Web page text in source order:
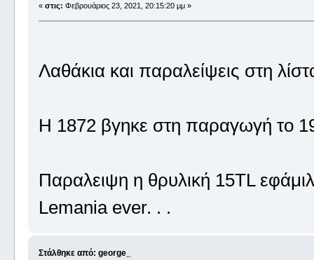
« στις: Φεβρουάριος 23, 2021, 20:15:20 μμ »
Λαθάκια και παραλείψεις στη
Η 1872 βγηκε στη παραγωγή το
Παραλειψη η θρυλική 15TL
Lemania ever. . .
Στάλθηκε από: george_